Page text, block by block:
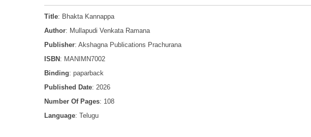
Title: Bhakta Kannappa
Author: Mullapudi Venkata Ramana
Publisher: Akshagna Publications Prachurana
ISBN : MANIMN7002
Binding: paparback
Published Date: 2026
Number Of Pages: 108
Language: Telugu